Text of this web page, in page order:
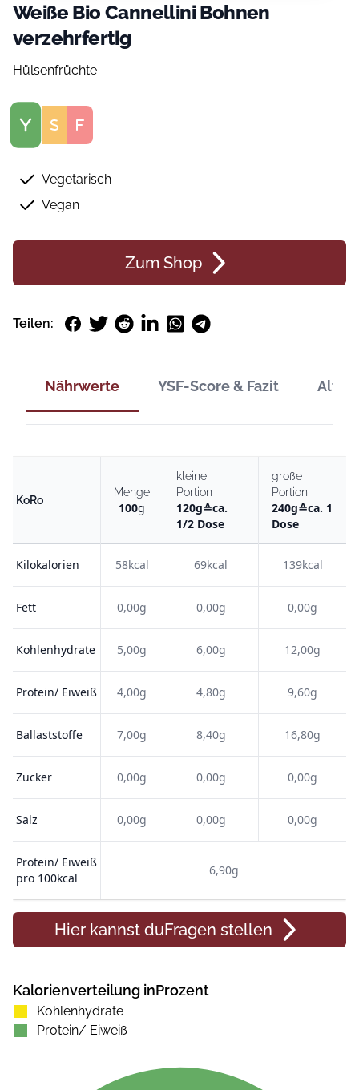
Weiße Bio Cannellini Bohnen
verzehrfertig
Hülsenfrüchte
Score
Vegetarisch
Vegan
Zum Shop
Teilen: Facebook
TwitterRedditLinkedInWhatsApp
Telegram
Nährwerte YSF-Score & Fazit
KoRo
Menge
100g
kleine
Portion
120g≙ca.
1/2 Dose
große
Portion
240g≙ca. 1
Dose
Kilokalorien 58kcal 69kcal 139kcal
Fett 0,00g 0,00g 0,00g
Kohlenhydrate 5,00g 6,00g 12,00g
Protein/ Eiweiß 4,00g 4,80g 9,60g
Ballaststoffe 7,00g 8,40g 16,80g
Zucker 0,00g 0,00g 0,00g
Salz 0,00g 0,00g 0,00g
Protein/ Eiweiß
pro 100kcal
6,90g
Hier kannst duFragen stellen
Kalorienverteilung inProzent
Kohlenhydrate
Protein/ Eiweiß